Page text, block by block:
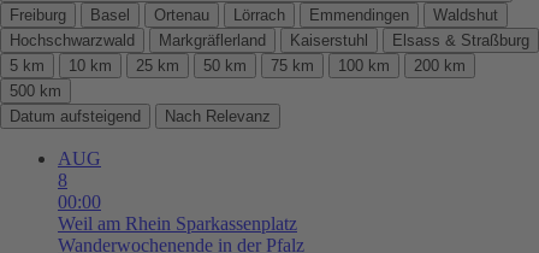
Freiburg
Basel Ortenau Lörrach Emmendingen
Waldshut
Hochschwarzwald
Markgräflerland Kaiserstuhl
Elsass & Straßburg
5 km
10 km 25 km 50 km 75 km 100 km
200 km
500 km
Datum aufsteigend
Nach Relevanz
AUG
8
00:00
Weil am Rhein Sparkassenplatz
Wanderwochenende in der Pfalz